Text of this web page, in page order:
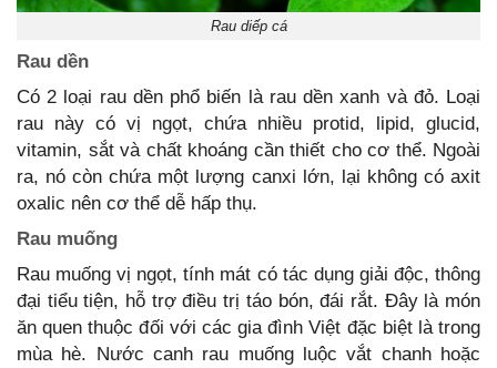
Rau diếp cá
Rau dền
Có 2 loại rau dền phổ biến là rau dền xanh và đỏ. Loại
rau này có vị ngọt, chứa nhiều protid, lipid, glucid,
vitamin, sắt và chất khoáng cần thiết cho cơ thể. Ngoài
ra, nó còn chứa một lượng canxi lớn, lại không có axit
oxalic nên cơ thể dễ hấp thụ.
Rau muống
Rau muống vị ngọt, tính mát có tác dụng giải độc, thông
đại tiểu tiện, hỗ trợ điều trị táo bón, đái rắt. Đây là món
ăn quen thuộc đối với các gia đình Việt đặc biệt là trong
mùa hè. Nước canh rau muống luộc vắt chanh hoặc